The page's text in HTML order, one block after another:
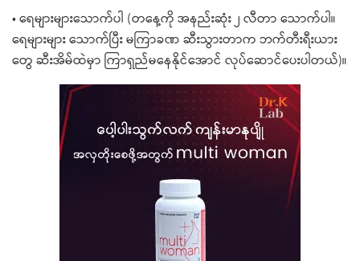
• ရေများများသောက်ပါ (တနေ့ကို အနည်းဆုံး ၂ လီတာ သောက်ပါ။
ရေများများ သောက်ပြီး မကြာခဏ ဆီးသွားတာက ဘက်တီးရီးယား
တွေ ဆီးအိမ်ထဲမှာ ကြာရှည်မနေနိုင်အောင် လုပ်ဆောင်ပေးပါတယ်)။